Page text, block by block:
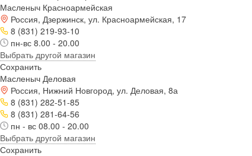
Масленыч Красноармейская
Россия, Дзержинск, ул. Красноармейская, 17
8 (831) 219-93-10
пн-вс 8.00 - 20.00
Выбрать другой магазин
Сохранить
Масленыч Деловая
Россия, Нижний Новгород, ул. Деловая, 8а
8 (831) 282-51-85
8 (831) 281-64-56
пн - вс 08.00 - 20.00
Выбрать другой магазин
Сохранить